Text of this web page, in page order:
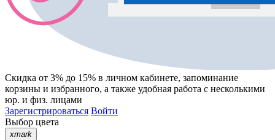
Скидка от 3% до 15% в личном кабинете, запоминание
корзины и избранного, а также удобная работа с несколькими
юр. и физ. лицами
Зарегистрироваться Войти
Выбор цвета
xmark